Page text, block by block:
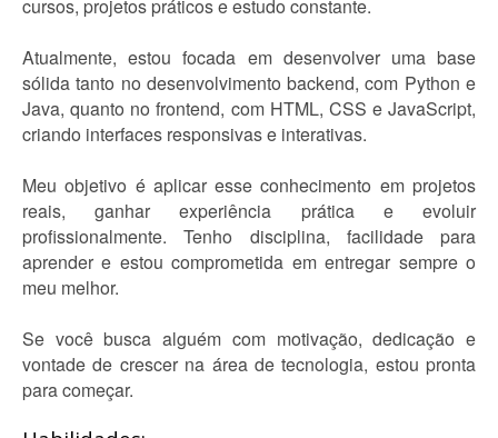
cursos, projetos práticos e estudo constante.
Atualmente, estou focada em desenvolver uma base
sólida tanto no desenvolvimento backend, com Python e
Java, quanto no frontend, com HTML, CSS e JavaScript,
criando interfaces responsivas e interativas.
Meu objetivo é aplicar esse conhecimento em projetos
reais, ganhar experiência prática e evoluir
profissionalmente. Tenho disciplina, facilidade para
aprender e estou comprometida em entregar sempre o
meu melhor.
Se você busca alguém com motivação, dedicação e
vontade de crescer na área de tecnologia, estou pronta
para começar.